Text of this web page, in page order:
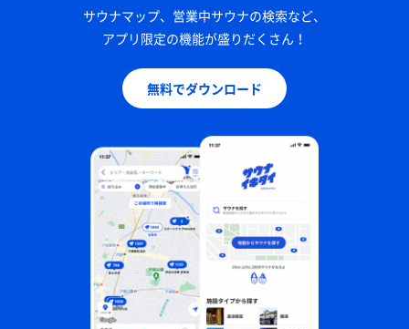
サウナマップ、営業中サウナの検索など、
アプリ限定の機能が盛りだくさん！
無料でダウンロード